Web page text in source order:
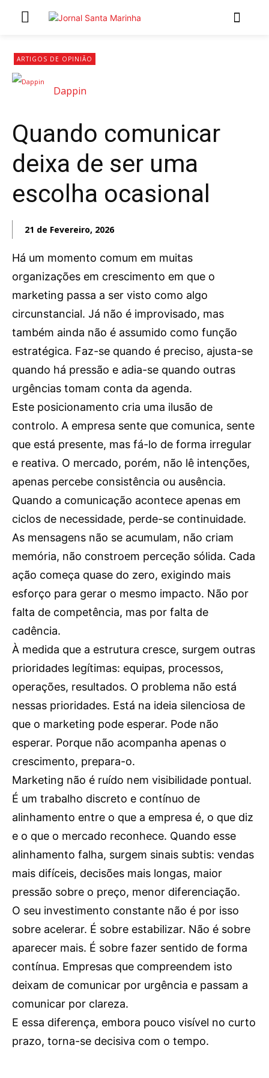
ÚLTIMAS NOTÍCIAS
Secções
MARCHAS POPULARES DE SÃO JOÃO 2026
ATUALIDADE
REGIÃO
SOCIEDADE
OCORRÊNCIAS
EMPRESAS E INOVAÇÃO
DESPORTO
JOVENS PENSADORES
SENENSES PELO MUNDO
EM FOCO
OPINIÃO DOS LEITORES
ANDANDO POR AÍ
EM LUTO
COLUNISTAS do JSM
Assinaturas
Onde comprar o Jornal
Publicidade
Voz da Solidariedade
»»» Fundação Aurora Borges
Seia em Números
AUTÁRQUICAS 2025 em Seia
Tel. 238 310 090 (chamada para a rede fixa nacional)
E-mail: jornalsantamarinha@gmail.com
Facebook Instagram Youtube
Estatuto editorial Sobre o Jornal
Ficha Técnica
ARTIGOS DE OPINIÃO
Dappin
Quando comunicar
deixa de ser uma
escolha ocasional
21 de Fevereiro, 2026
Há um momento comum em muitas
organizações em crescimento em que o
marketing passa a ser visto como algo
circunstancial. Já não é improvisado, mas
também ainda não é assumido como função
estratégica. Faz-se quando é preciso, ajusta-se
quando há pressão e adia-se quando outras
urgências tomam conta da agenda.
Este posicionamento cria uma ilusão de
controlo. A empresa sente que comunica, sente
que está presente, mas fá-lo de forma irregular
e reativa. O mercado, porém, não lê intenções,
apenas percebe consistência ou ausência.
Quando a comunicação acontece apenas em
ciclos de necessidade, perde-se continuidade.
As mensagens não se acumulam, não criam
memória, não constroem perceção sólida. Cada
ação começa quase do zero, exigindo mais
esforço para gerar o mesmo impacto. Não por
falta de competência, mas por falta de
cadência.
À medida que a estrutura cresce, surgem outras
prioridades legítimas: equipas, processos,
operações, resultados. O problema não está
nessas prioridades. Está na ideia silenciosa de
que o marketing pode esperar. Pode não
esperar. Porque não acompanha apenas o
crescimento, prepara-o.
Marketing não é ruído nem visibilidade pontual.
É um trabalho discreto e contínuo de
alinhamento entre o que a empresa é, o que diz
e o que o mercado reconhece. Quando esse
alinhamento falha, surgem sinais subtis: vendas
mais difíceis, decisões mais longas, maior
pressão sobre o preço, menor diferenciação.
O seu investimento constante não é por isso
sobre acelerar. É sobre estabilizar. Não é sobre
aparecer mais. É sobre fazer sentido de forma
contínua. Empresas que compreendem isto
deixam de comunicar por urgência e passam a
comunicar por clareza.
E essa diferença, embora pouco visível no curto
prazo, torna-se decisiva com o tempo.